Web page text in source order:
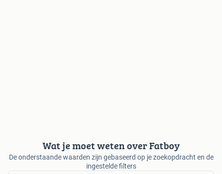
Wat je moet weten over Fatboy
De onderstaande waarden zijn gebaseerd op je zoekopdracht en de
ingestelde filters